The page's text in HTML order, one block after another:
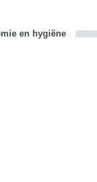
en hygiëne